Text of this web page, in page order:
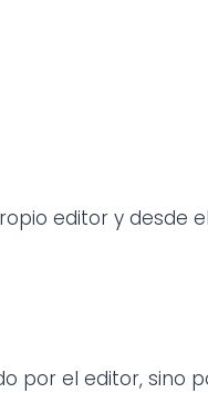
editor y desde
por el editor, sino